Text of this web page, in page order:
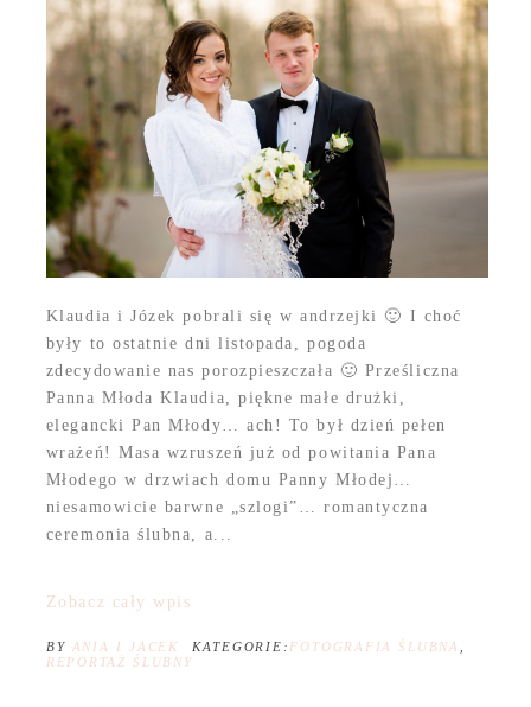
Klaudia i Józek pobrali się w andrzejki 🙂 I choć
były to ostatnie dni listopada, pogoda
zdecydowanie nas porozpieszczała 🙂 Prześliczna
Panna Młoda Klaudia, piękne małe drużki,
elegancki Pan Młody… ach! To był dzień pełen
wrażeń! Masa wzruszeń już od powitania Pana
Młodego w drzwiach domu Panny Młodej…
niesamowicie barwne „szlogi”… romantyczna
ceremonia ślubna, a...
Zobacz cały wpis
BY ANIA I JACEK KATEGORIE: FOTOGRAFIA ŚLUBNA
REPORTAŻ ŚLUBNY